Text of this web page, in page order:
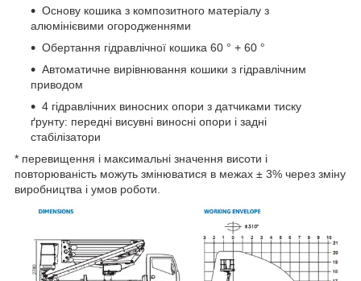
Основу кошика з композитного матеріалу з
алюмінієвими огородженнями
Обертання гідравлічної кошика 60 ° + 60 °
Автоматичне вирівнювання кошики з гідравлічним
приводом
4 гідравлічних виносних опори з датчиками тиску
ґрунту: передні висувні виносні опори і задні
стабілізатори
* перевищення і максимальні значення висоти і
повторюваність можуть змінюватися в межах ± 3% через зміну
виробництва і умов роботи.